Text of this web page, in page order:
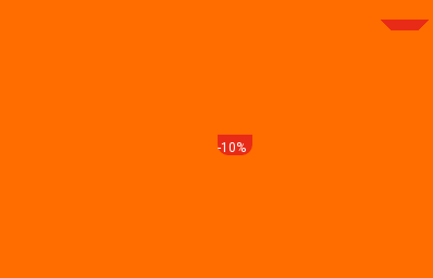
-10%